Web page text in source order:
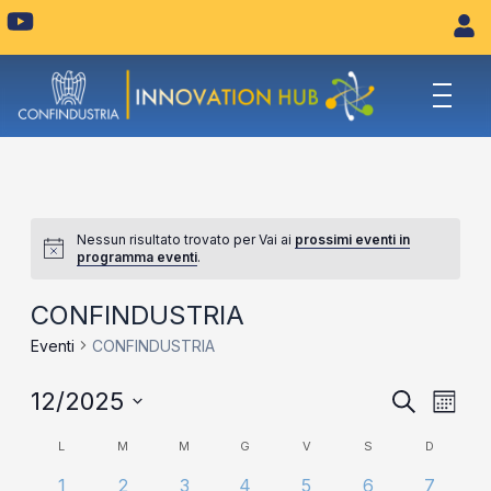
Y
o
t
u
Nessun risultato trovato per Vai ai prossimi eventi in
programma eventi.
CONFINDUSTRIA
Eventi CONFINDUSTRIA
Eventi
Ricerca
CercaMese
12/2025
Calendario
L M M G V S D
0
1
0
2
0
3
0
4
0
5
0
6
0
7